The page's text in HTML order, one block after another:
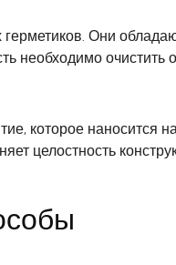
Они
необходимо очистить
которое наносится
целостность